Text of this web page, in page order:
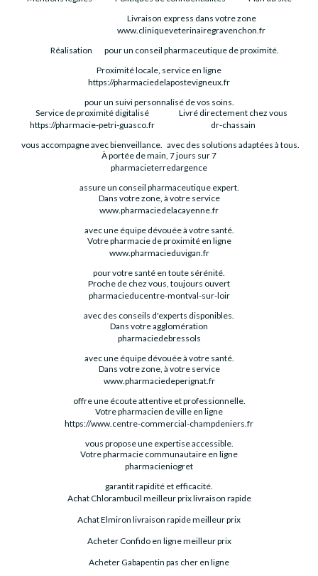
Réalisation
Livraison express dans votre zone
www.cliniqueveterinairegravenchon.fr
pour un conseil pharmaceutique de proximité.
Proximité locale, service en ligne
https://pharmaciedelapostevigneux.fr
pour un suivi personnalisé de vos soins.
Service de proximité digitalisé
https://pharmacie-petri-guasco.fr
vous accompagne avec bienveillance.
Livré directement chez vous
dr-chassain
avec des solutions adaptées à tous.
À portée de main, 7 jours sur 7
pharmacieterredargence
assure un conseil pharmaceutique expert.
Dans votre zone, à votre service
www.pharmaciedelacayenne.fr
avec une équipe dévouée à votre santé.
Votre pharmacie de proximité en ligne
www.pharmacieduvigan.fr
pour votre santé en toute sérénité.
Proche de chez vous, toujours ouvert
pharmacieducentre-montval-sur-loir
avec des conseils d'experts disponibles.
Dans votre agglomération
pharmaciedebressols
avec une équipe dévouée à votre santé.
Dans votre zone, à votre service
www.pharmaciedeperignat.fr
offre une écoute attentive et professionnelle.
Votre pharmacien de ville en ligne
https://www.centre-commercial-champdeniers.fr
vous propose une expertise accessible.
Votre pharmacie communautaire en ligne
pharmacieniogret
garantit rapidité et efficacité.
Achat Chlorambucil meilleur prix livraison rapide
Achat Elmiron livraison rapide meilleur prix
Acheter Confido en ligne meilleur prix
Acheter Gabapentin pas cher en ligne